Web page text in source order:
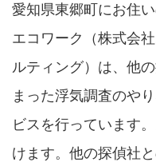
愛知県東郷町にお住
エコワーク（株式会
ルティング）は、他
まった浮気調査のや
ビスを行っています
けます。他の探偵社